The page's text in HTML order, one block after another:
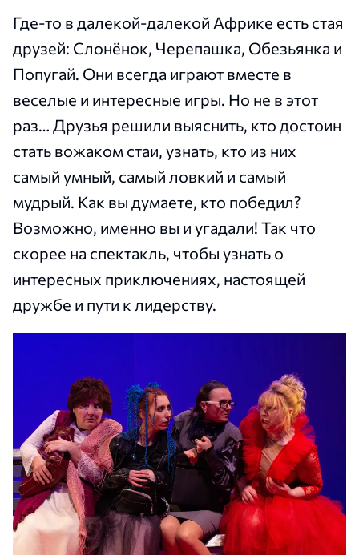
Где-то в далекой-далекой Африке есть стая
друзей: Слонёнок, Черепашка, Обезьянка и
Попугай. Они всегда играют вместе в
веселые и интересные игры. Но не в этот
раз… Друзья решили выяснить, кто достоин
стать вожаком стаи, узнать, кто из них
самый умный, самый ловкий и самый
мудрый. Как вы думаете, кто победил?
Возможно, именно вы и угадали! Так что
скорее на спектакль, чтобы узнать о
интересных приключениях, настоящей
дружбе и пути к лидерству.